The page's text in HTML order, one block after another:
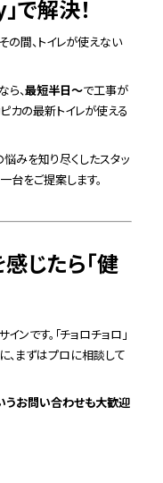
で解決！
の間、トイレが使えない
ら、最短半日〜で工事が
カの最新トイレが使える
みを知り尽くしたスタッ
台をご提案します。
じたら「健
ンです。「チョロチョロ」
、まずはプロに相談して
うお問い合わせも大歓迎